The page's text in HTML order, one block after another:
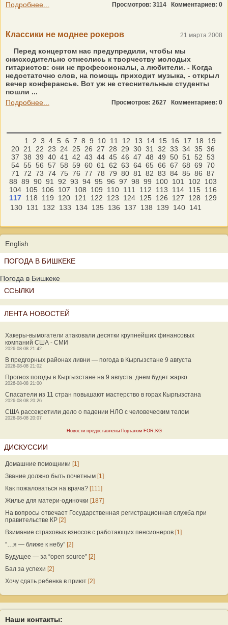
Подробнее...
Просмотров: 3114 Комментариев: 0
Классики не моднее рокеров 21 марта 2008
Перед концертом нас предупредили, чтобы мы
снисходительно отнеслись к творчеству молодых
гитаристов: они не профессионалы, а любители. - Когда
недостаточно слов, на помощь приходит музыка, - открыл
вечер конферансье. Вот уж не стеснительные студенты
пошли ...
Подробнее...
Просмотров: 2627 Комментариев: 0
1 2 3 4 5 6 7 8 9 10 11 12 13 14 15 16 17 18
19
20 21 22 23 24 25 26 27 28 29 30 31 32 33 34 35 36
37 38 39 40 41 42 43 44 45 46 47 48 49 50 51 52 53
54 55 56 57 58 59 60 61 62 63 64 65 66 67 68 69 70
71
72 73 74 75 76 77 78 79 80 81 82 83 84 85 86 87
88 89 90 91 92 93 94 95 96 97 98 99 100 101 102
103
104 105 106 107 108 109 110 111 112 113 114 115
116
117 118 119 120 121 122 123 124 125 126 127 128
129
130 131 132 133 134 135 136 137 138 139 140 141
English
ПОГОДА В БИШКЕКЕ
Погода в Бишкеке
ССЫЛКИ
ЛЕНТА НОВОСТЕЙ
Хакеры-вымогатели атаковали десятки крупнейших финансовых
компаний США - СМИ
2026-08-08 21:42
В предгорных районах ливни — погода в Кыргызстане 9 августа
2026-08-08 21:02
Прогноз погоды в Кыргызстане на 9 августа: днем будет жарко
2026-08-08 21:00
Спасатели из 11 стран повышают мастерство в горах Кыргызстана
2026-08-08 20:26
США рассекретили дело о падении НЛО с человеческим телом
2026-08-08 20:07
Новости предоставлены Порталом FOR.KG
ДИСКУССИИ
Домашние помощники [1]
Звание должно быть почетным [1]
Как пожаловаться на врача? [111]
Жилье для матери-одиночки [187]
На вопросы отвечает Государственная регистрационная служба при
правительстве КР [2]
Взимание страховых взносов с работающих пенсионеров [1]
“…я — ближе к небу” [2]
Будущее — за “open source” [2]
Бал за успехи [2]
Хочу сдать ребенка в приют [2]
Наши контакты: